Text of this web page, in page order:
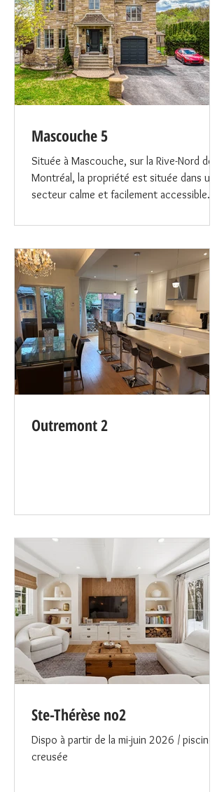
Mascouche 5
Située à Mascouche, sur la Rive-Nord de
Montréal, la propriété est située dans un
secteur calme et facilement accessible.
stationnement pouvant accueillir jusqu’à 5
véhicules (ou une roulotte et 3 véhicules).
Le stationnement dans la rue est
également très facile. Nous avons
beaucoup de flexibilité pour les
disponibilités. La maison offre un
environnement chaleureux, lumineux et
polyvalent pouvant convenir à différents
types de produ
Outremont 2
Ste-Thérèse no2
Dispo à partir de la mi-juin 2026 / piscine
creusée